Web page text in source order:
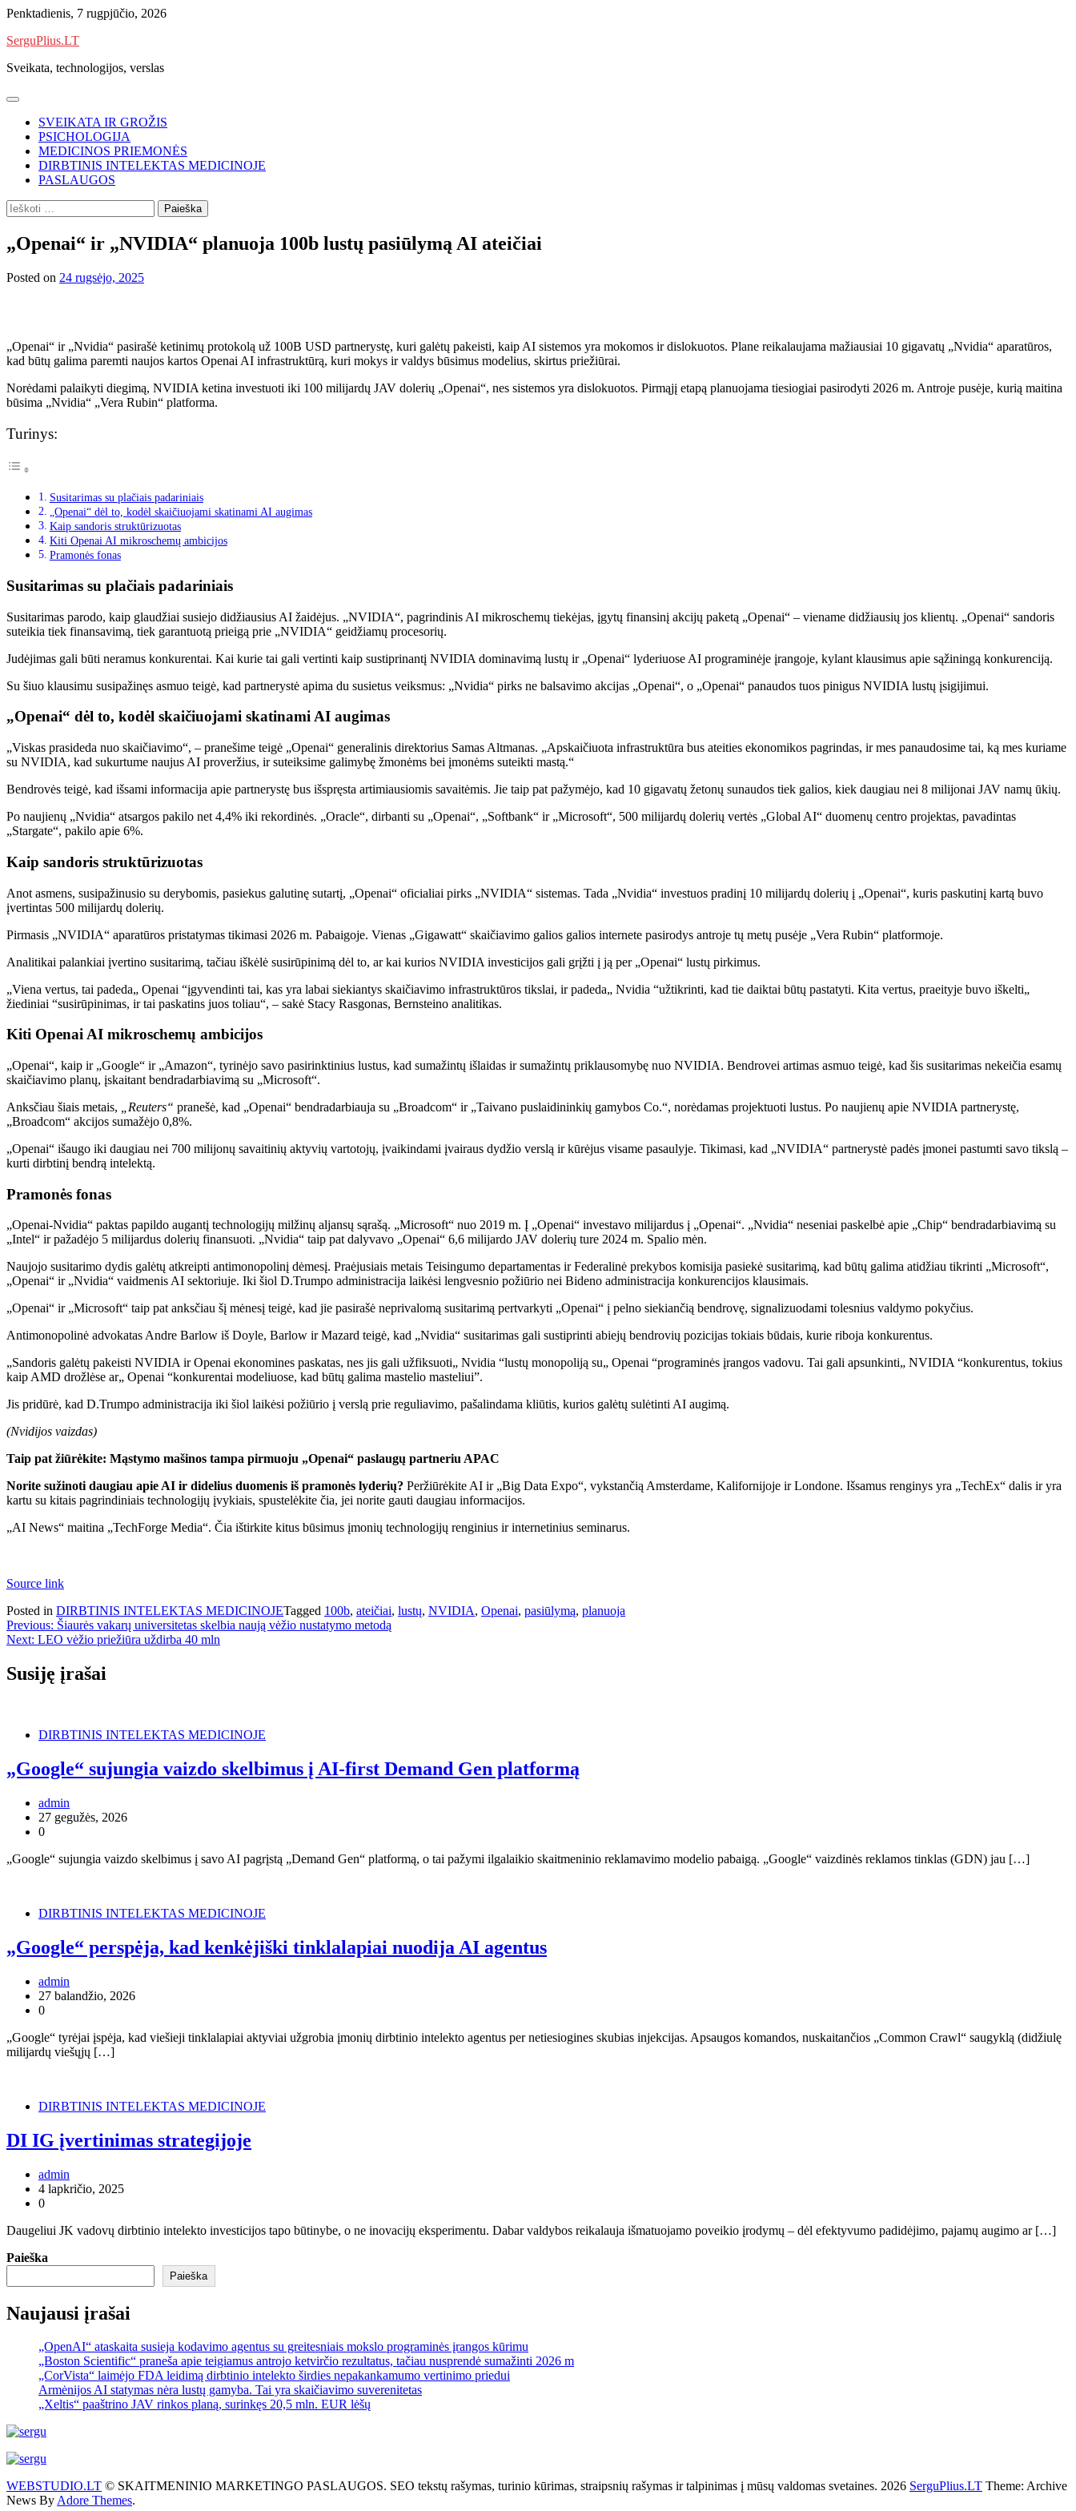
Skip
content
Penktadienis, 7 rugpjūčio, 2026
SerguPlius.LT
Sveikata, technologijos, verslas
SVEIKATA IR GROŽIS
PSICHOLOGIJA
MEDICINOS PRIEMONĖS
DIRBTINIS INTELEKTAS MEDICINOJE
PASLAUGOS
Ieškoti:
„Openai“ ir „NVIDIA“ planuoja 100b lustų pasiūlymą AI ateičiai
Posted on 24 rugsėjo, 2025
„Openai“ ir „Nvidia“ pasirašė ketinimų protokolą už 100B USD partnerystę, kuri galėtų pakeisti, kaip AI sistemos yra mokomos ir dislokuotos. Plane reikalaujama mažiausiai 10 gigavatų „Nvidia“ aparatūros,
kad būtų galima paremti naujos kartos Openai AI infrastruktūrą, kuri mokys ir valdys būsimus modelius, skirtus priežiūrai.
Norėdami palaikyti diegimą, NVIDIA ketina investuoti iki 100 milijardų JAV dolerių „Openai“, nes sistemos yra dislokuotos. Pirmąjį etapą planuojama tiesiogiai pasirodyti 2026 m. Antroje pusėje, kurią maitina
būsima „Nvidia“ „Vera Rubin“ platforma.
Turinys:
Susitarimas su plačiais padariniais
„Openai“ dėl to, kodėl skaičiuojami skatinami AI augimas
Kaip sandoris struktūrizuotas
Kiti Openai AI mikroschemų ambicijos
Pramonės fonas
Susitarimas su plačiais padariniais
Susitarimas parodo, kaip glaudžiai susiejo didžiausius AI žaidėjus. „NVIDIA“, pagrindinis AI mikroschemų tiekėjas, įgytų finansinį akcijų paketą „Openai“ – viename didžiausių jos klientų. „Openai“ sandoris
suteikia tiek finansavimą, tiek garantuotą prieigą prie „NVIDIA“ geidžiamų procesorių.
Judėjimas gali būti neramus konkurentai. Kai kurie tai gali vertinti kaip sustiprinantį NVIDIA dominavimą lustų ir „Openai“ lyderiuose AI programinėje įrangoje, kylant klausimus apie sąžiningą konkurenciją.
Su šiuo klausimu susipažinęs asmuo teigė, kad partnerystė apima du susietus veiksmus: „Nvidia“ pirks ne balsavimo akcijas „Openai“, o „Openai“ panaudos tuos pinigus NVIDIA lustų įsigijimui.
„Openai“ dėl to, kodėl skaičiuojami skatinami AI augimas
„Viskas prasideda nuo skaičiavimo“, – pranešime teigė „Openai“ generalinis direktorius Samas Altmanas. „Apskaičiuota infrastruktūra bus ateities ekonomikos pagrindas, ir mes panaudosime tai, ką mes kuriame
su NVIDIA, kad sukurtume naujus AI proveržius, ir suteiksime galimybę žmonėms bei įmonėms suteikti mastą.“
Bendrovės teigė, kad išsami informacija apie partnerystę bus išspręsta artimiausiomis savaitėmis. Jie taip pat pažymėjo, kad 10 gigavatų žetonų sunaudos tiek galios, kiek daugiau nei 8 milijonai JAV namų ūkių.
Po naujienų „Nvidia“ atsargos pakilo net 4,4% iki rekordinės. „Oracle“, dirbanti su „Openai“, „Softbank“ ir „Microsoft“, 500 milijardų dolerių vertės „Global AI“ duomenų centro projektas, pavadintas
„Stargate“, pakilo apie 6%.
Kaip sandoris struktūrizuotas
Anot asmens, susipažinusio su derybomis, pasiekus galutinę sutartį, „Openai“ oficialiai pirks „NVIDIA“ sistemas. Tada „Nvidia“ investuos pradinį 10 milijardų dolerių į „Openai“, kuris paskutinį kartą buvo
įvertintas 500 milijardų dolerių.
Pirmasis „NVIDIA“ aparatūros pristatymas tikimasi 2026 m. Pabaigoje. Vienas „Gigawatt“ skaičiavimo galios galios internete pasirodys antroje tų metų pusėje „Vera Rubin“ platformoje.
Analitikai palankiai įvertino susitarimą, tačiau iškėlė susirūpinimą dėl to, ar kai kurios NVIDIA investicijos gali grįžti į ją per „Openai“ lustų pirkimus.
„Viena vertus, tai padeda„ Openai “įgyvendinti tai, kas yra labai siekiantys skaičiavimo infrastruktūros tikslai, ir padeda„ Nvidia “užtikrinti, kad tie daiktai būtų pastatyti. Kita vertus, praeityje buvo iškelti„
žiediniai “susirūpinimas, ir tai paskatins juos toliau“, – sakė Stacy Rasgonas, Bernsteino analitikas.
Kiti Openai AI mikroschemų ambicijos
„Openai“, kaip ir „Google“ ir „Amazon“, tyrinėjo savo pasirinktinius lustus, kad sumažintų išlaidas ir sumažintų priklausomybę nuo NVIDIA. Bendrovei artimas asmuo teigė, kad šis susitarimas nekeičia esamų
skaičiavimo planų, įskaitant bendradarbiavimą su „Microsoft“.
Anksčiau šiais metais,
„Reuters“ pranešė, kad „Openai“ bendradarbiauja su „Broadcom“ ir „Taivano puslaidininkių gamybos Co.“, norėdamas projektuoti lustus. Po naujienų apie NVIDIA partnerystę,
„Broadcom“ akcijos sumažėjo 0,8%.
„Openai“ išaugo iki daugiau nei 700 milijonų savaitinių aktyvių vartotojų, įvaikindami įvairaus dydžio verslą ir kūrėjus visame pasaulyje. Tikimasi, kad „NVIDIA“ partnerystė padės įmonei pastumti savo tikslą –
kurti dirbtinį bendrą intelektą.
Pramonės fonas
„Openai-Nvidia“ paktas papildo augantį technologijų milžinų aljansų sąrašą. „Microsoft“ nuo 2019 m. Į „Openai“ investavo milijardus į „Openai“. „Nvidia“ neseniai paskelbė apie „Chip“ bendradarbiavimą su
„Intel“ ir pažadėjo 5 milijardus dolerių finansuoti. „Nvidia“ taip pat dalyvavo „Openai“ 6,6 milijardo JAV dolerių ture 2024 m. Spalio mėn.
Naujojo susitarimo dydis galėtų atkreipti antimonopolinį dėmesį. Praėjusiais metais Teisingumo departamentas ir Federalinė prekybos komisija pasiekė susitarimą, kad būtų galima atidžiau tikrinti „Microsoft“,
„Openai“ ir „Nvidia“ vaidmenis AI sektoriuje. Iki šiol D.Trumpo administracija laikėsi lengvesnio požiūrio nei Bideno administracija konkurencijos klausimais.
„Openai“ ir „Microsoft“ taip pat anksčiau šį mėnesį teigė, kad jie pasirašė neprivalomą susitarimą pertvarkyti „Openai“ į pelno siekiančią bendrovę, signalizuodami tolesnius valdymo pokyčius.
Antimonopolinė advokatas Andre Barlow iš Doyle, Barlow ir Mazard teigė, kad „Nvidia“ susitarimas gali sustiprinti abiejų bendrovių pozicijas tokiais būdais, kurie riboja konkurentus.
„Sandoris galėtų pakeisti NVIDIA ir Openai ekonomines paskatas, nes jis gali užfiksuoti„ Nvidia “lustų monopoliją su„ Openai “programinės įrangos vadovu. Tai gali apsunkinti„ NVIDIA “konkurentus, tokius
kaip AMD drožlėse ar„ Openai “konkurentai modeliuose, kad būtų galima mastelio masteliui”.
Jis pridūrė, kad D.Trumpo administracija iki šiol laikėsi požiūrio į verslą prie reguliavimo, pašalindama kliūtis, kurios galėtų sulėtinti AI augimą.
(Nvidijos vaizdas)
Taip pat žiūrėkite: Mąstymo mašinos tampa pirmuoju „Openai“ paslaugų partneriu APAC
Norite sužinoti daugiau apie AI ir didelius duomenis iš pramonės lyderių? Peržiūrėkite AI ir „Big Data Expo“, vykstančią Amsterdame, Kalifornijoje ir Londone. Išsamus renginys yra „TechEx“ dalis ir yra
kartu su kitais pagrindiniais technologijų įvykiais, spustelėkite čia, jei norite gauti daugiau informacijos.
„AI News“ maitina „TechForge Media“. Čia ištirkite kitus būsimus įmonių technologijų renginius ir internetinius seminarus.
Source link
Posted in DIRBTINIS INTELEKTAS MEDICINOJETagged 100b, ateičiai, lustų, NVIDIA, Openai, pasiūlymą, planuoja
Navigacija
tarp
įrašų
Previous: Šiaurės vakarų universitetas skelbia naują vėžio nustatymo metodą
Next: LEO vėžio priežiūra uždirba 40 mln
Susiję įrašai
DIRBTINIS INTELEKTAS MEDICINOJE
„Google“ sujungia vaizdo skelbimus į AI-first Demand Gen platformą
admin
27 gegužės, 2026
0
„Google“ sujungia vaizdo skelbimus į savo AI pagrįstą „Demand Gen“ platformą, o tai pažymi ilgalaikio skaitmeninio reklamavimo modelio pabaigą. „Google“ vaizdinės reklamos tinklas (GDN) jau […]
DIRBTINIS INTELEKTAS MEDICINOJE
„Google“ perspėja, kad kenkėjiški tinklalapiai nuodija AI agentus
admin
27 balandžio, 2026
0
„Google“ tyrėjai įspėja, kad viešieji tinklalapiai aktyviai užgrobia įmonių dirbtinio intelekto agentus per netiesiogines skubias injekcijas. Apsaugos komandos, nuskaitančios „Common Crawl“ saugyklą (didžiulę
milijardų viešųjų […]
DIRBTINIS INTELEKTAS MEDICINOJE
DI IG įvertinimas strategijoje
admin
4 lapkričio, 2025
0
Daugeliui JK vadovų dirbtinio intelekto investicijos tapo būtinybe, o ne inovacijų eksperimentu. Dabar valdybos reikalauja išmatuojamo poveikio įrodymų – dėl efektyvumo padidėjimo, pajamų augimo ar […]
Paieška
Paieška
Naujausi įrašai
„OpenAI“ ataskaita susieja kodavimo agentus su greitesniais mokslo programinės įrangos kūrimu
„Boston Scientific“ praneša apie teigiamus antrojo ketvirčio rezultatus, tačiau nusprendė sumažinti 2026 m
„CorVista“ laimėjo FDA leidimą dirbtinio intelekto širdies nepakankamumo vertinimo priedui
Armėnijos AI statymas nėra lustų gamyba. Tai yra skaičiavimo suverenitetas
„Xeltis“ paaštrino JAV rinkos planą, surinkęs 20,5 mln. EUR lėšų
WEBSTUDIO.LT © SKAITMENINIO MARKETINGO PASLAUGOS. SEO tekstų rašymas, turinio kūrimas, straipsnių rašymas ir talpinimas į mūsų valdomas svetaines. 2026 SerguPlius.LT Theme: Archive
News ByAdore Themes.